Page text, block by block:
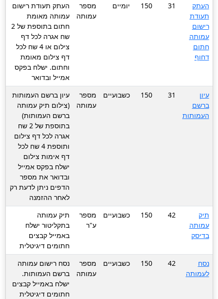
העתק
תעודת
רישום
עמותה
חתום
דחוף
31
150 יומיים
מספר
עמותה
העתק תעודת רישום
עמותה מאומת
חתום בתוספת של 2
שח אגרה לכל דף
צילום או 4 שח לכל
דף צילום מאומת
וחתום. ישלח בפקס
אמייל ובדואר
עיון
ברשם
העמותות
31
150 כשבועיים
מספר
עמותה
עיון ברשם העמותות
(צילום תיק עמותה
ברשם העמותות)
בתוספת של 2 שח
אגרה לכל דף צילום
ותוספת 4 שח לכל
דף אימות צילום
ישלח בפקס אמייל
ובדואר את מספר
הדפים ניתן לדעת רק
לאחר ההזמנה
תיק
עמותה
בדיסק
42
150 כשבועיים
מספר
ע"ר
תיק עמותה
בתקליטור ישלח
באמייל קבצים
חתומים דיגיטלית
נסח
לעמותה
42
150 כשבועיים
מספר
עמותה
נסח רישום עמותה
ברשם העמותות.
ישלח באמייל קבצים
חתומים דיגיטלית